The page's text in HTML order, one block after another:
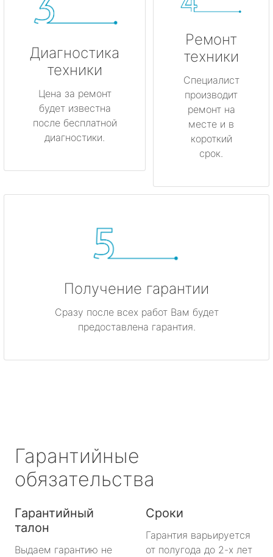
Диагностика
техники
Цена за ремонт
будет известна
после бесплатной
диагностики.
Ремонт
техники
Специалист
производит
ремонт на
месте и в
короткий
срок.
Получение гарантии
Сразу после всех работ Вам будет
предоставлена гарантия.
Гарантийные
обязательства
Гарантийный
талон
Выдаем гарантию не
Сроки
Гарантия варьируется
от полугода до 2-х лет